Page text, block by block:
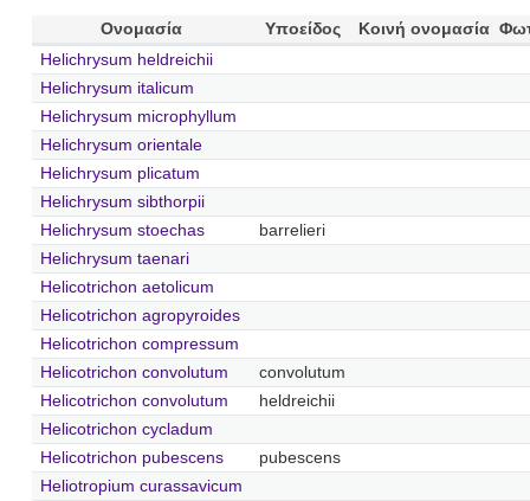
Ονομασία Υποείδος Κοινή ονομασία
Helichrysum heldreichii
Helichrysum italicum
Helichrysum microphyllum
Helichrysum orientale
Helichrysum plicatum
Helichrysum sibthorpii
Helichrysum stoechas
barrelieri
Helichrysum taenari
Helicotrichon aetolicum
Helicotrichon agropyroides
Helicotrichon compressum
Helicotrichon convolutum
convolutum
Helicotrichon convolutum
heldreichii
Helicotrichon cycladum
Helicotrichon pubescens
pubescens
Heliotropium curassavicum